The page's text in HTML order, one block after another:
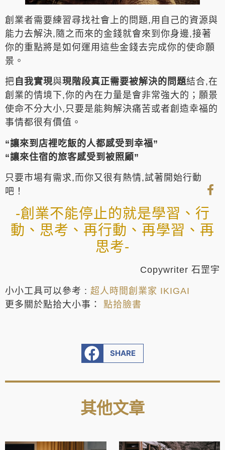
創業者需要練習尋找社會上的問題,用自己的資源與
能力去解決,隨之而來的金錢就會來到你身邊,接著
你的重點將是如何運用這些金錢去完成你的使命願
景。
把 自我實現與現階段真正需要被解決的問題結合,在
創業的情境下,你的內在力量是會非常強大的；願景
使命不分大小,只要是能夠解決痛苦或者創造幸福的
事情都很有價值。
“讓來到店裡吃飯的人都感受到幸福”
“讓來住宿的旅客感受到被照顧”
只要市場有需求,而你又很有熱情,試著開始行動
吧！
-創業不能停止的就是學習、行
動、思考、再行動、再學習、再
思考-
Copywriter 石罡宇
小小工具可以參考 : 超人時間創業家 IKIGAI
更多關於點拾大小事： 點拾臉書
SHARE
其他文章